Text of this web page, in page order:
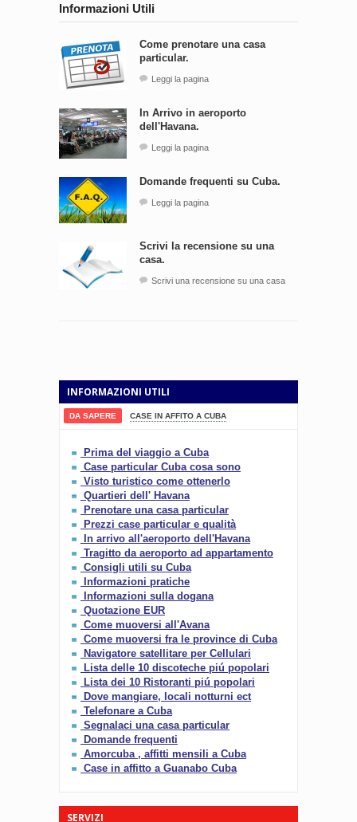
Informazioni Utili
Come prenotare una casa
particular.
Leggi la pagina
In Arrivo in aeroporto
dell'Havana.
Leggi la pagina
Domande frequenti su Cuba.
Leggi la pagina
Scrivi la recensione su una
casa.
Scrivi una recensione su una casa
INFORMAZIONI UTILI
DA SAPERE CASE IN AFFITO A CUBA
Prima del viaggio a Cuba
Case particular Cuba cosa sono
Visto turistico come ottenerlo
Quartieri dell' Havana
Prenotare una casa particular
Prezzi case particular e qualità
In arrivo all'aeroporto dell'Havana
Tragitto da aeroporto ad appartamento
Consigli utili su Cuba
Informazioni pratiche
Informazioni sulla dogana
Quotazione EUR
Come muoversi all'Avana
Come muoversi fra le province di Cuba
Navigatore satellitare per Cellulari
Lista delle 10 discoteche piú popolari
Lista dei 10 Ristoranti piú popolari
Dove mangiare, locali notturni ect
Telefonare a Cuba
Segnalaci una casa particular
Domande frequenti
Amorcuba , affitti mensili a Cuba
Case in affitto a Guanabo Cuba
SERVIZI